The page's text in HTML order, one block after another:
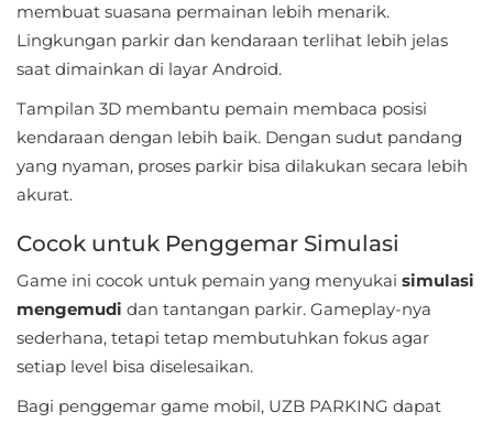
Shopping
Sport
Sports
Tools
Travel
Local
Video
membuat suasana permainan lebih menarik.
Lingkungan parkir dan kendaraan terlihat lebih jelas
saat dimainkan di layar Android.
Tampilan 3D membantu pemain membaca posisi
kendaraan dengan lebih baik. Dengan sudut pandang
yang nyaman, proses parkir bisa dilakukan secara lebih
akurat.
Cocok untuk Penggemar Simulasi
Game ini cocok untuk pemain yang menyukai simulasi
mengemudi dan tantangan parkir. Gameplay-nya
sederhana, tetapi tetap membutuhkan fokus agar
setiap level bisa diselesaikan.
Bagi penggemar game mobil, UZB PARKING dapat